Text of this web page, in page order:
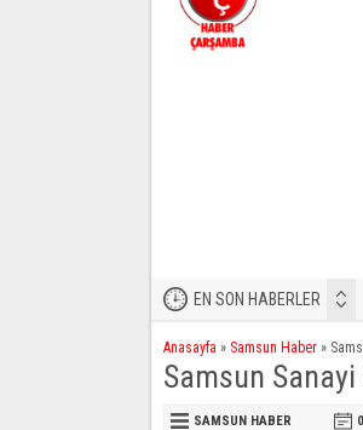
EN SON HABERLER
Anasayfa » Samsun Haber »
Samsun
SAMSUN HABER